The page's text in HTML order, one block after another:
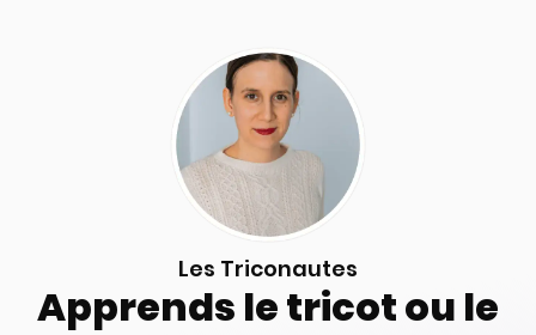
Les Triconautes
Apprends le tricot ou le